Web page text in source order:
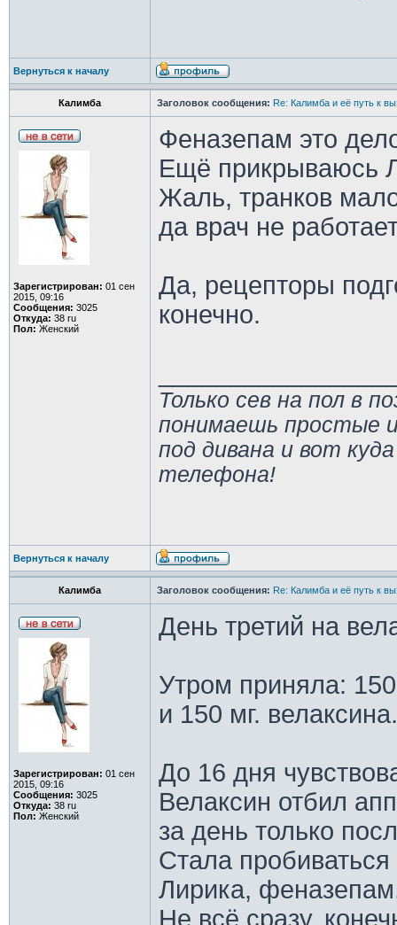
Вернуться к началу
Калимба Заголовок сообщения: Re: Калимба и её путь к
Зарегистрирован: 01 сен
2015, 09:16
Сообщения: 3025
Откуда: 38 ru
Пол: Женский
Феназепам это
Ещё прикрываюсь
Жаль, транков
да врач не
Да, рецепторы
конечно.
Только сев на пол в
понимаешь простые
под дивана и вот
телефона!
Вернуться к началу
Калимба Заголовок сообщения: Re: Калимба и её путь к
Зарегистрирован: 01 сен
2015, 09:16
Сообщения: 3025
Откуда: 38 ru
Пол: Женский
День третий на
Утром приняла:
и 150 мг. велаксина.
До 16 дня
Велаксин отбил
за день только
Стала
Лирика,
Не всё сразу,